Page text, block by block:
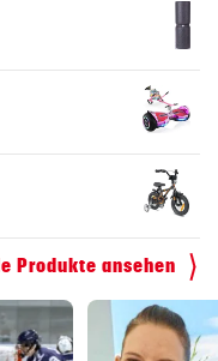
Produkte ansehen